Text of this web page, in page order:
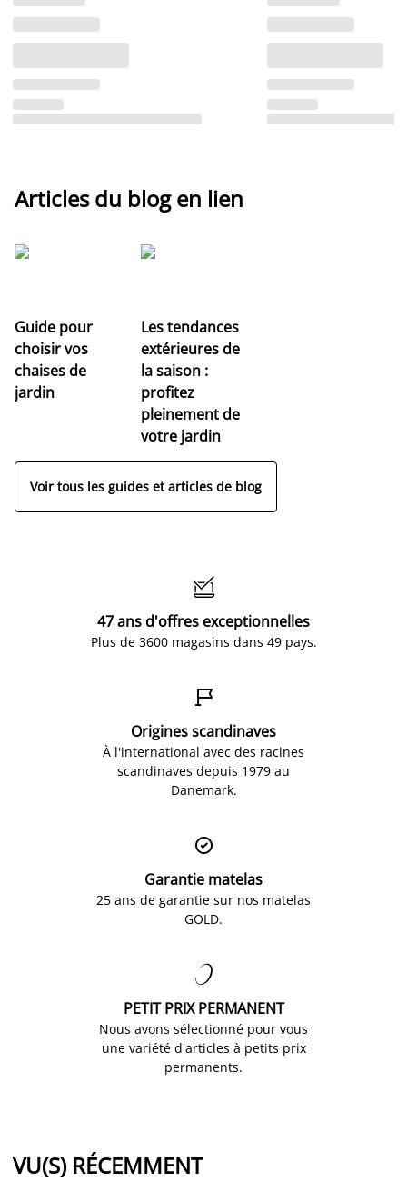
Articles du blog en lien
Guide pour
choisir vos
chaises de
jardin
Les tendances
extérieures de
la saison :
profitez
pleinement de
votre jardin
Voir tous les guides et articles de blog

47 ans d'offres exceptionnelles
Plus de 3600 magasins dans 49 pays.

Origines scandinaves
À l'international avec des racines
scandinaves depuis 1979 au
Danemark.

Garantie matelas
25 ans de garantie sur nos matelas
GOLD.

PETIT PRIX PERMANENT
Nous avons sélectionné pour vous
une variété d'articles à petits prix
permanents.
VU(S) RÉCEMMENT